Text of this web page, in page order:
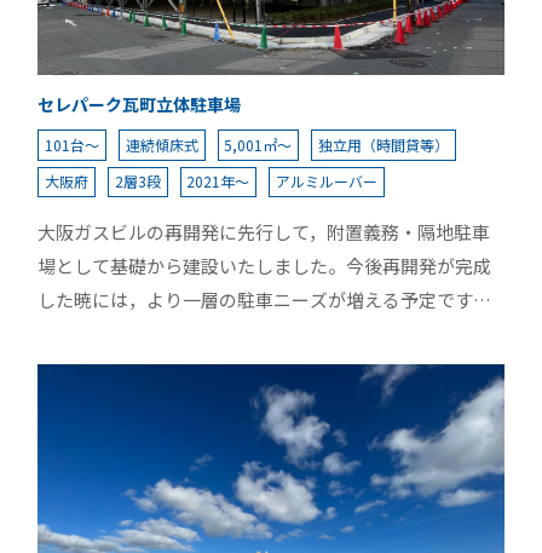
セレパーク瓦町立体駐車場
101台～ 連続傾床式 5,001㎡～
独立用（時間貸等）
大阪府
2層3段 2021年～ アルミルーバー
大阪ガスビルの再開発に先行して，附置義務・隔地駐車
場として基礎から建設いたしました。今後再開発が完成
した暁には，より一層の駐車ニーズが増える予定です。